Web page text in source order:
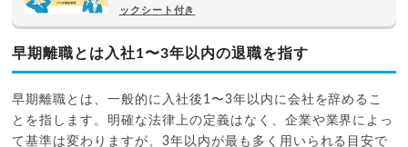
ックシート付き
早期離職とは入社1〜3年以内の退職を指す
早期離職とは、一般的に入社後1〜3年以内に会社を辞めるこ
とを指します。明確な法律上の定義はなく、企業や業界によっ
て基準は変わりますが、3年以内が最も多く用いられる目安で